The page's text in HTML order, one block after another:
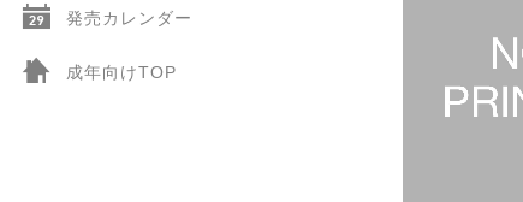
ス
キ
ッ
プ
発売カレンダー
成年向けTOP